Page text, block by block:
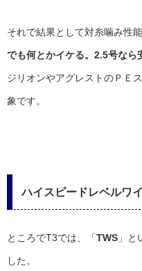
それで結果として対糸噛み性
でも何とかイケる。2.5号なら
ジリオンやアグレストのＰＥ
象です。
ハイスピードレベルワ
ところでT3では、「TWS 」
した。